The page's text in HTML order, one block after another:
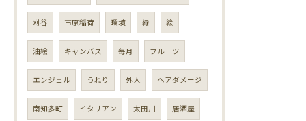
刈谷 市原稲荷 環境 緑 絵
油絵 キャンバス 毎月 フルーツ
エンジェル うねり 外人 ヘアダメージ
南知多町 イタリアン 太田川 居酒屋